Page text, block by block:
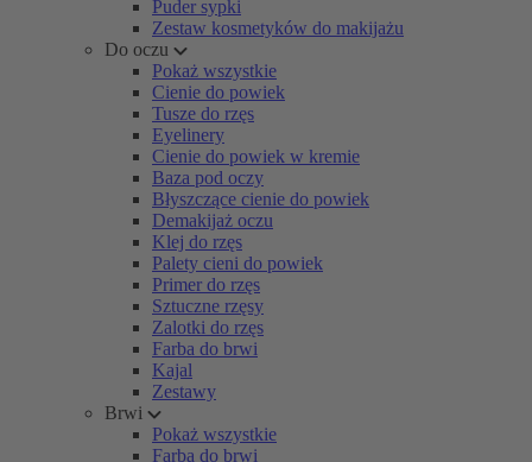
Puder sypki
Zestaw kosmetyków do makijażu
Do oczu
Pokaż wszystkie
Cienie do powiek
Tusze do rzęs
Eyelinery
Cienie do powiek w kremie
Baza pod oczy
Błyszczące cienie do powiek
Demakijaż oczu
Klej do rzęs
Palety cieni do powiek
Primer do rzęs
Sztuczne rzęsy
Zalotki do rzęs
Farba do brwi
Kajal
Zestawy
Brwi
Pokaż wszystkie
Farba do brwi